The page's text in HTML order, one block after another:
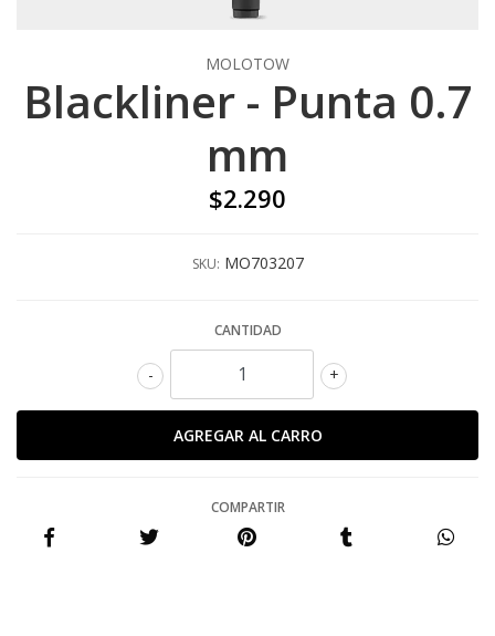
MOLOTOW
Blackliner - Punta 0.7
mm
$2.290
SKU: MO703207
CANTIDAD
+
-
COMPARTIR